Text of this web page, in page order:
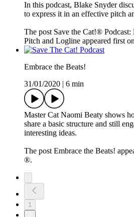
In this podcast, Blake Snyder
to express it in an effective pitch
The post Save the Cat!®
Pitch and Logline appeared first
Embrace the Beats!
31/01/2020
6 min
Master Cat Naomi Beaty shows
share a basic structure and still
interesting ideas.
The post Embrace the Beats!
®.
1